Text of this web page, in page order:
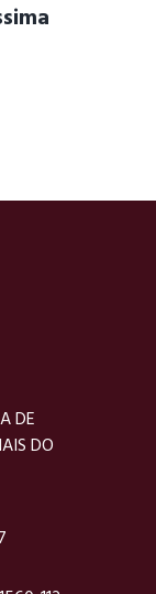
DE
DO